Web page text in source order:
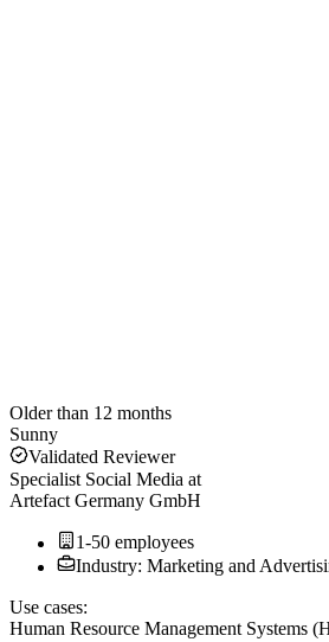
Older than 12 months
Sunny
Validated Reviewer
Specialist Social Media at
Artefact Germany GmbH
1-50 employees
Industry: Marketing and
Use cases:
Human Resource Management Systems